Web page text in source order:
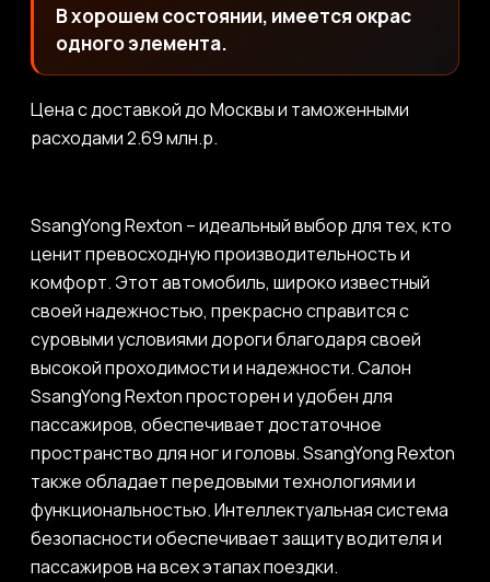
В хорошем состоянии, имеется окрас
одного элемента.
Цена с доставкой до Москвы и таможенными
расходами 2.69 млн.р.
SsangYong Rexton – идеальный выбор для тех, кто
ценит превосходную производительность и
комфорт. Этот автомобиль, широко известный
своей надежностью, прекрасно справится с
суровыми условиями дороги благодаря своей
высокой проходимости и надежности. Салон
SsangYong Rexton просторен и удобен для
пассажиров, обеспечивает достаточное
пространство для ног и головы. SsangYong Rexton
также обладает передовыми технологиями и
функциональностью. Интеллектуальная система
безопасности обеспечивает защиту водителя и
пассажиров на всех этапах поездки.